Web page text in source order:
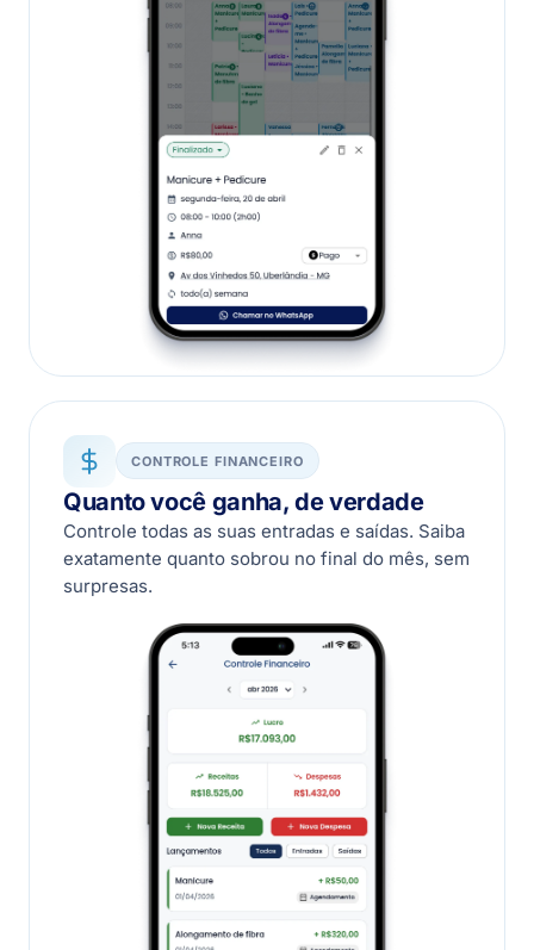
CONTROLE FINANCEIRO
Quanto você ganha, de verdade
Controle todas as suas entradas e saídas. Saiba
exatamente quanto sobrou no final do mês, sem
surpresas.